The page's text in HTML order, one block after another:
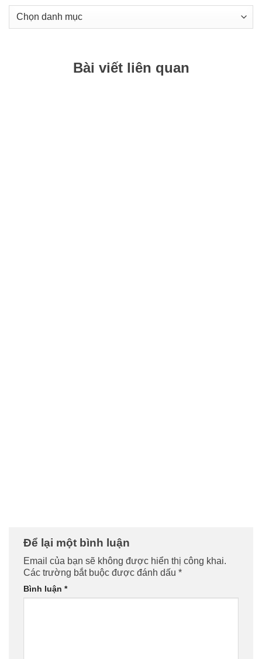
mục
bài
Bài viết liên quan
Để lại một bình luận
Email của bạn sẽ không được hiển thị công khai.
Các trường bắt buộc được đánh dấu *
Bình luận *